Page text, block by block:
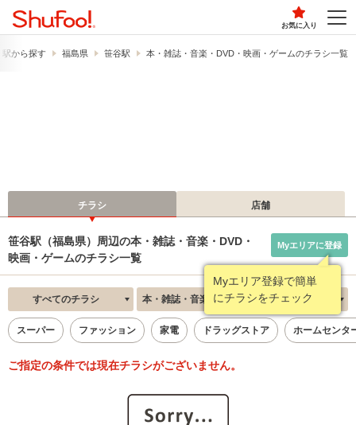
お気に入り
駅から探す 福島県 笹谷駅 本・雑誌・音楽・DVD・映画・ゲームのチラシ一覧
チラシ 店舗
笹谷駅（福島県）周辺の本・雑誌・音楽・DVD・
映画・ゲームのチラシ一覧
Myエリア登録で簡単
にチラシをチェック
Myエリアに登録
すべてのチラシ 本・雑誌・音楽・DVD・映画・ゲーム 新着順
スーパー ファッション 家電 ドラッグストア ホームセンタ
ご指定の条件では現在チラシがございません。